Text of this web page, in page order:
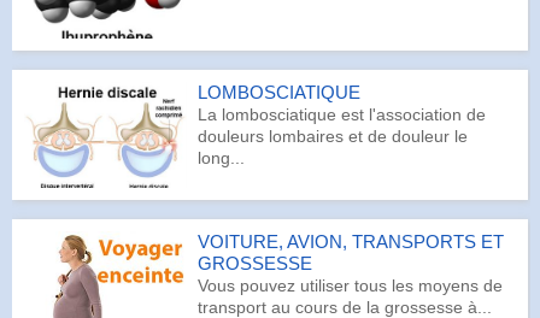
LOMBOSCIATIQUE
La lombosciatique est l'association de
douleurs lombaires et de douleur le
long...
VOITURE, AVION, TRANSPORTS ET
GROSSESSE
Vous pouvez utiliser tous les moyens de
transport au cours de la grossesse à...